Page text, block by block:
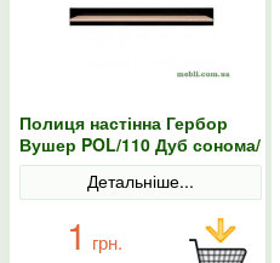
Полиця настінна Гербор
Вушер POL/110 Дуб сонома/
Чорний
Детальніше...
1 грн.